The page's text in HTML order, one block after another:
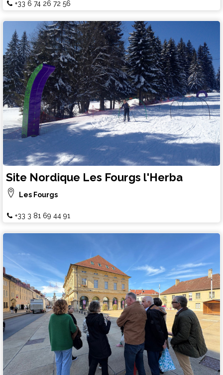
+33 6 74 26 72 56
Site Nordique Les Fourgs l'Herba
Les Fourgs
+33 3 81 69 44 91